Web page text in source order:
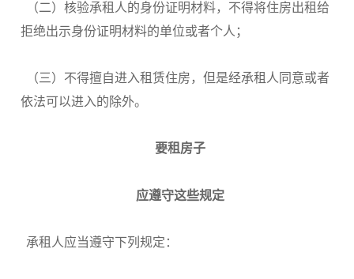
（二）核验承租人的身份证明材料，不得将住房出租给
拒绝出示身份证明材料的单位或者个人；
（三）不得擅自进入租赁住房，但是经承租人同意或者
依法可以进入的除外。
要租房子
应遵守这些规定
承租人应当遵守下列规定：